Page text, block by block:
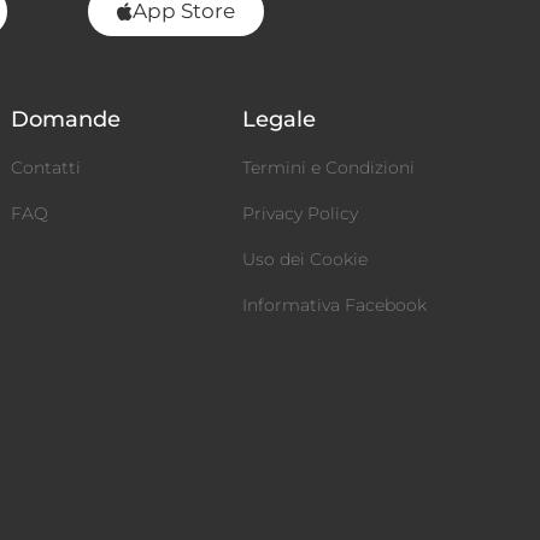
App Store
Domande
Contatti
FAQ
Legale
Termini e Condizioni
Privacy Policy
Uso dei Cookie
Informativa Facebook